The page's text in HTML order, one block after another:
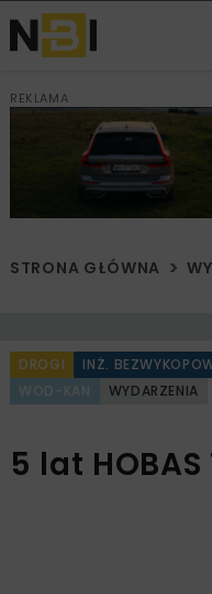
REKLAMA
STRONA GŁÓWNA
DROGI INŻ.
WOD-KAN
WYDARZENIA
5 lat